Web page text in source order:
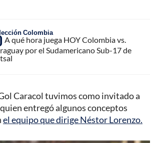
Colombia
A qué hora juega HOY Colombia vs.
por el Sudamericano Sub-17 de
Caracol tuvimos como invitado a
entregó algunos conceptos
el equipo que dirige Néstor Lorenzo.